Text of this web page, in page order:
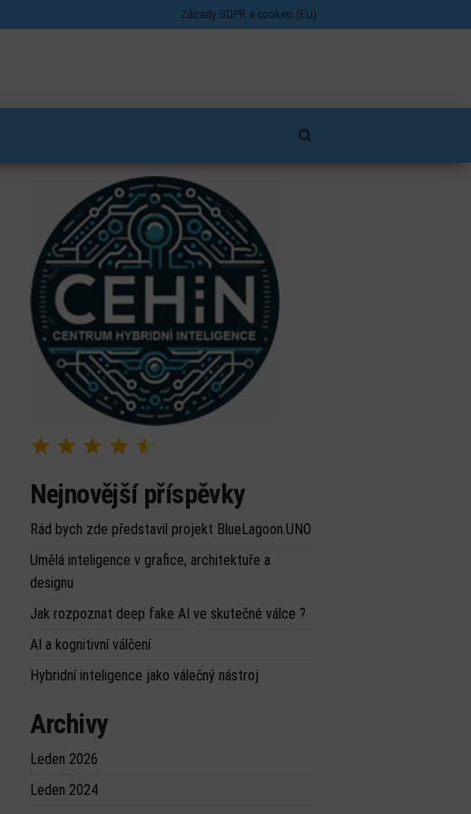
Zásady GDPR a cookies (EU)
Nejnovější příspěvky
Rád bych zde představil projekt BlueLagoon.UNO
Umělá inteligence v grafice, architektuře a
designu
Jak rozpoznat deep fake AI ve skutečné válce ?
AI a kognitivní válčení
Hybridní inteligence jako válečný nástroj
Archivy
Leden 2026
Leden 2024